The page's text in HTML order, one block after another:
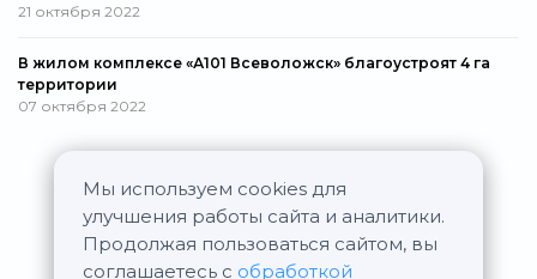
Мы используем cookies для
улучшения работы сайта и аналитики.
Продолжая пользоваться сайтом, вы
соглашаетесь с обработкой
21 октября 2022
В жилом комплексе «А101 Всеволожск» благоустроят 4 га
территории
07 октября 2022
Все новости